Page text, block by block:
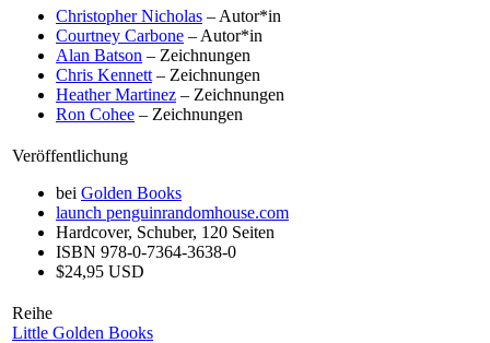
Christopher Nicholas – Autor*in
Courtney Carbone – Autor*in
Alan Batson – Zeichnungen
Chris Kennett – Zeichnungen
Heather Martinez – Zeichnungen
Ron Cohee – Zeichnungen
Veröffentlichung
bei Golden Books
launch penguinrandomhouse.com
Hardcover, Schuber, 120 Seiten
ISBN 978-0-7364-3638-0
$24,95 USD
Reihe
Little Golden Books